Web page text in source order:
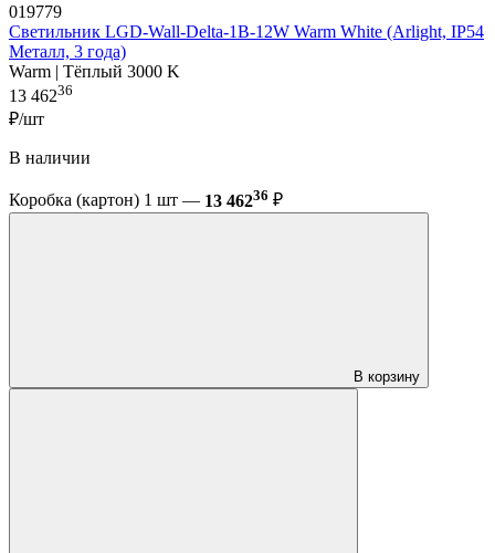
019779
Светильник LGD-Wall-Delta-1B-12W Warm White (Arlight, IP54
Металл, 3 года)
Warm | Тёплый 3000 K
13 46236
₽/шт
В наличии
Коробка (картон) 1 шт — 13 46236 ₽
В корзину